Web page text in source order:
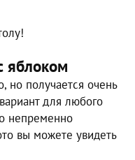
яблоком
но получается очень
для любого
непременно
вы можете увидеть